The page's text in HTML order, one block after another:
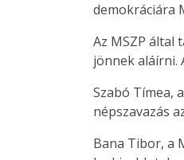
demokráciára
Az MSZP által
jönnek aláírni.
Szabó Tímea,
népszavazás
Bana Tibor, a